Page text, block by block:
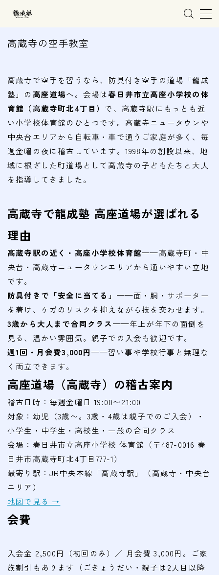
MENU
親子で学ぶ空手
練習会場
春日井市の道場
清須市の道場
会費
無料体験
入会申込
道場について
塾長より
指導部紹介
安全への取り組み
高蔵寺の空手教室
高蔵寺で空手を習うなら、防具付き空手の道場「龍成
塾」の 高座道場へ。会場は春日井市立高座小学校の体
育館（高蔵寺町北4丁目） で、高蔵寺駅にもっとも近
い小学校体育館のひとつです。高蔵寺ニュータウンや
中央台エリアから自転車・車で通うご家庭が多く、毎
週金曜の夜に稽古しています。1998年の創設以来、地
域に根ざした町道場として高蔵寺の子どもたちと大人
を指導してきました。
高蔵寺で龍成塾 高座道場が選ばれる
理由
高蔵寺駅の近く・高座小学校体育館——高蔵寺町・中
央台・高蔵寺ニュータウンエリアから通いやすい立地
です。
防具付きで「安全に当てる」 ——面・胴・サポーター
を着け、ケガのリスクを抑えながら技を交わせます。
3歳から大人まで合同クラス——年上が年下の面倒を
見る、温かい雰囲気。親子での入会も歓迎です。
週1回・月会費3,000円——習い事や学校行事と無理な
く両立できます。
高座道場（高蔵寺）の稽古案内
稽古日時：毎週金曜日 19:00〜21:00
対象：幼児（3歳〜。3歳・4歳は親子でのご入会）・
小学生・中学生・高校生・一般の合同クラス
会場：春日井市立高座小学校 体育館（〒487-0016 春
日井市高蔵寺町北4丁目777-1）
最寄り駅：JR中央本線「高蔵寺駅」（高蔵寺・中央台
エリア）
地図で見る →
会費
入会金 2,500円（初回のみ）／ 月会費 3,000円。ご家
族割引もあります（ごきょうだい・親子は2人目以降